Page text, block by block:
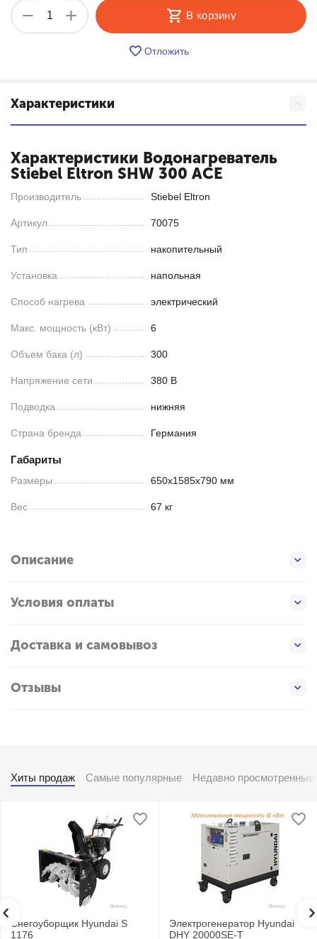
+
− В корзину
Отложить
Характеристики
Характеристики Водонагреватель
Stiebel Eltron SHW 300 ACE
Производитель Stiebel Eltron
Артикул 70075
Тип накопительный
Установка напольная
Способ нагрева электрический
Макс. мощность (кВт) 6
Объем бака (л) 300
Напряжение сети 380 В
Подводка нижняя
Страна бренда Германия
Габариты
Размеры 650х1585х790 мм
Вес 67 кг
Описание
Условия оплаты
Доставка и самовывоз
Отзывы
Хиты продаж Самые популярные Недавно просмотренные
Снегоуборщик Hyundai S
1176
Электрогенератор Hyundai
DHY 20000SE-T